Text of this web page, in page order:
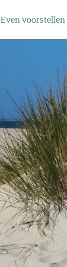
Even voorstellen